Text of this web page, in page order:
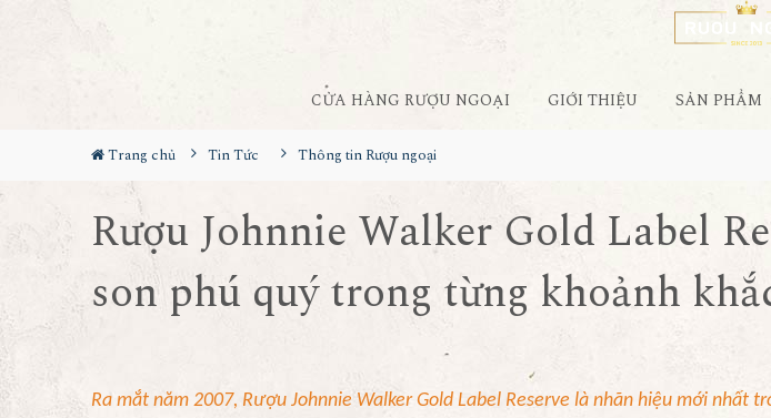
CỬA HÀNG RƯỢU NGOẠI GIỚI THIỆU SẢN PHẨM
Trang chủ Tin Tức Thông tin Rượu ngoại
Rượu Johnnie Walker Gold Label
son phú quý trong từng khoảnh
Ra mắt năm 2007, Rượu Johnnie Walker Gold Label Reserve là nhãn hiệu mới nhất